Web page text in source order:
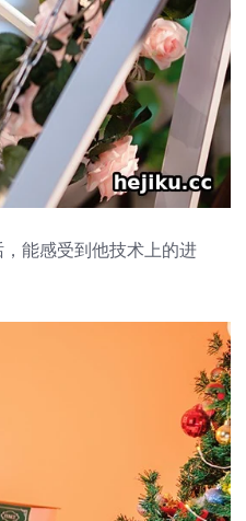
能感受到他技术上的进